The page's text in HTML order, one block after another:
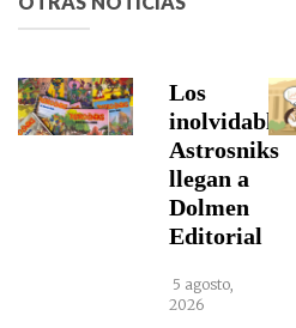
Los
inolvidables
Astrosniks
llegan a
Dolmen
Editorial
5 agosto,
2026